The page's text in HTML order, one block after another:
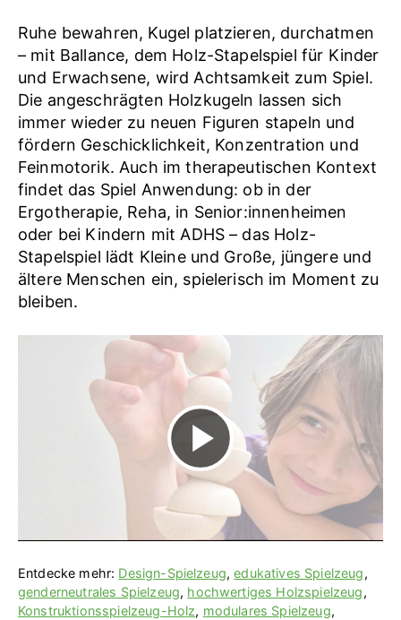
Ruhe bewahren, Kugel platzieren, durchatmen
– mit Ballance, dem Holz-Stapelspiel für Kinder
und Erwachsene, wird Achtsamkeit zum Spiel.
Die angeschrägten Holzkugeln lassen sich
immer wieder zu neuen Figuren stapeln und
fördern Geschicklichkeit, Konzentration und
Feinmotorik. Auch im therapeutischen Kontext
findet das Spiel Anwendung: ob in der
Ergotherapie, Reha, in Senior:innenheimen
oder bei Kindern mit ADHS – das Holz-
Stapelspiel lädt Kleine und Große, jüngere und
ältere Menschen ein, spielerisch im Moment zu
bleiben.
V
d
Entdecke mehr: Design-Spielzeug,edukatives Spielzeug,
genderneutrales Spielzeug, hochwertiges Holzspielzeug,
Konstruktionsspielzeug-Holz, modulares Spielzeug,